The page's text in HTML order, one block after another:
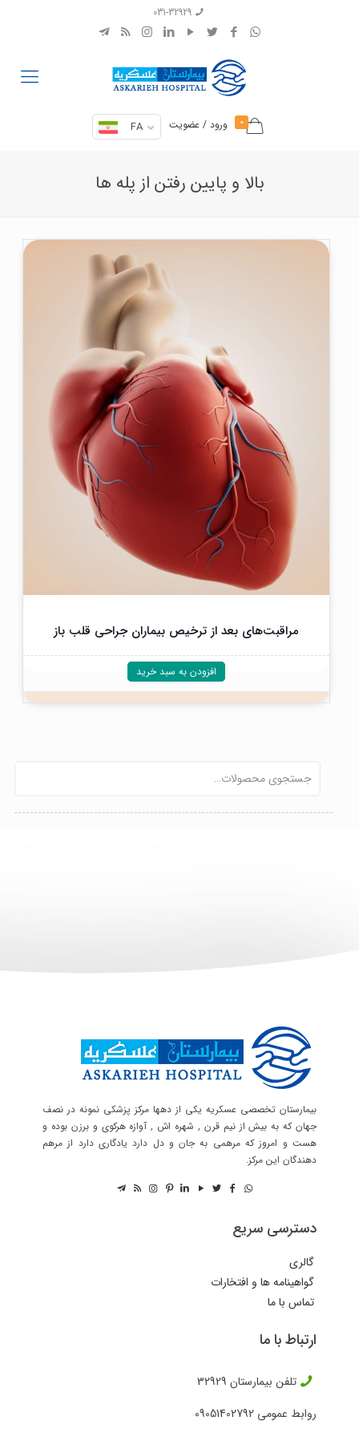
031-32929
0 ورود / عضویت FA
بالا و پایین رفتن از پله ها
مراقبت‌های بعد از ترخیص بیماران جراحی قلب باز
افزودن به سبد خرید
بیمارستان تخصصی عسکریه یکی از دهها مرکز پزشکی نمونه در نصف
جهان که به بیش از نیم قرن , شهره اش , آوازه هرکوی و برزن بوده و
هست و امروز که مرهمی به جان و دل دارد یادگاری دارد از مرهم
دهندگان این مرکز.
دسترسی سریع
گالری
گواهینامه ها و افتخارات
تماس با ما
ارتباط با ما
تلفن بیمارستان 32929
روابط عمومی 09051402792